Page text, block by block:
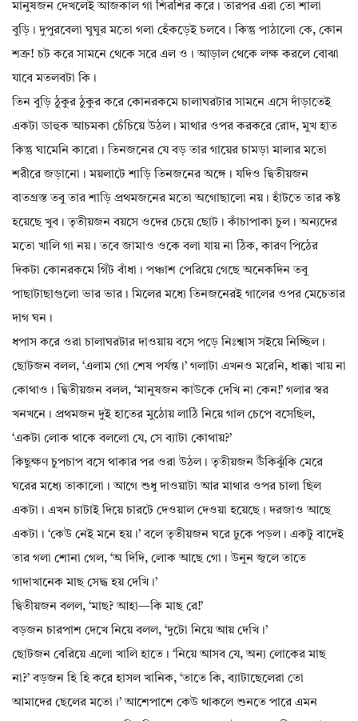
মানুষজন দেখলেই আজকাল গা শিরশির করে। তারপর এরা তো শালা
বুড়ি। দুপুরবেলা ঘুঘুর মতো গলা হেঁকড়েই চলবে। কিন্তু পাঠালো কে, কোন
শত্রু! চট করে সামনে থেকে সরে এল ও। আড়াল থেকে লক্ষ করলে বোঝা
যাবে মতলবটা কি।
তিন বুড়ি ঠুকুর ঠুকুর করে কোনরকমে চালাঘরটার সামনে এসে দাঁড়াতেই
একটা ডাহুক আচমকা চেঁচিয়ে উঠল। মাথার ওপর করকরে রোদ, মুখ হাত
কিন্তু ঘামেনি কারো। তিনজনের যে বড় তার গায়ের চামড়া মালার মতো
শরীরে জড়ানো। ময়লাটে শাড়ি তিনজনের অঙ্গে। যদিও দ্বিতীয়জন
বাতগ্রস্ত তবু তার শাড়ি প্রথমজনের মতো অগোছালো নয়। হাঁটতে তার কষ্ট
হয়েছে খুব। তৃতীয়জন বয়সে ওদের চেয়ে ছোট। কাঁচাপাকা চুল। অন্যদের
মতো খালি গা নয়। তবে জামাও ওকে বলা যায় না ঠিক, কারণ পিঠের
দিকটা কোনরকমে গিঁট বাঁধা। পঞ্চাশ পেরিয়ে গেছে অনেকদিন তবু
পাছাটাছাগুলো ভার ভার। মিলের মধ্যে তিনজনেরই গালের ওপর মেচেতার
দাগ ঘন।
ধপাস করে ওরা চালাঘরটার দাওয়ায় বসে পড়ে নিঃশ্বাস সইয়ে নিচ্ছিল।
ছোটজন বলল, ‘এলাম গো শেষ পর্যন্ত।’ গলাটা এখনও মরেনি, ধাক্কা খায় না
কোথাও। দ্বিতীয়জন বলল, ‘মানুষজন কাউকে দেখি না কেন!’ গলার স্বর
খনখনে। প্রথমজন দুই হাতের মুঠোয় লাঠি নিয়ে গাল চেপে বসেছিল,
‘একটা লোক থাকে বললো যে, সে ব্যাটা কোথায়?’
কিছুক্ষণ চুপচাপ বসে থাকার পর ওরা উঠল। তৃতীয়জন উঁকিঝুঁকি মেরে
ঘরের মধ্যে তাকালো। আগে শুধু দাওয়াটা আর মাথার ওপর চালা ছিল
একটা। এখন চাটাই দিয়ে চারটে দেওয়াল দেওয়া হয়েছে। দরজাও আছে
একটা। ‘কেউ নেই মনে হয়।’ বলে তৃতীয়জন ঘরে ঢুকে পড়ল। একটু বাদেই
তার গলা শোনা গেল, ‘অ দিদি, লোক আছে গো। উনুন জ্বলে তাতে
গাদাখানেক মাছ সেদ্ধ হয় দেখি।’
দ্বিতীয়জন বলল, ‘মাছ? আহা—কি মাছ রে!’
বড়জন চারপাশ দেখে নিয়ে বলল, ‘দুটো নিয়ে আয় দেখি।’
ছোটজন বেরিয়ে এলো খালি হাতে। ‘নিয়ে আসব যে, অন্য লোকের মাছ
না?’ বড়জন হি হি করে হাসল খানিক, ‘তাতে কি, ব্যাটাছেলেরা তো
আমাদের ছেলের মতো।’ আশেপাশে কেউ থাকলে শুনতে পারে এমন